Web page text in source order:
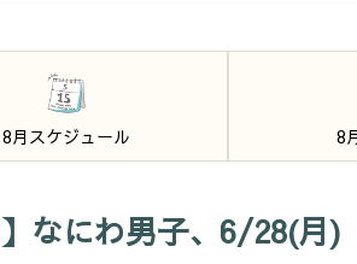
8月スケジュール 8
】なにわ男子、6/28(月